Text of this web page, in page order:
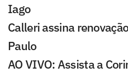
Iago
Calleri assina
Paulo
AO VIVO: Assista a